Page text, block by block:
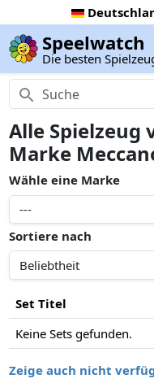
Speelwatch
Die besten
Alle Spielzeug
Marke
Wähle eine Marke
Sortiere nach
Set Titel
Keine Sets gefunden.
Zeige auch nicht